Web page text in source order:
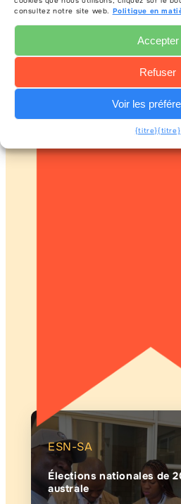
consultez notre site web. Politique en
Accepter
Refuser
Voir les
{titre}{titre}
13.02.2025
ESN-SA
Élections nationales de
australe